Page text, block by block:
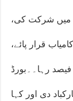
میں شرکت کی،
امیدوار کامیاب قرار پائے،
کا مجموعی تناسب 63.53 فیصد رہا۔۔بورڈ
دی اور کہا